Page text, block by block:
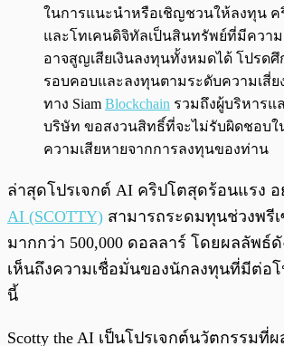
ในการแนะนำหรือเชิญชวนให้ลงทุน ค
และโทเคนดิจิทัลเป็นสินทรัพย์ที่มีความ
อาจสูญเสียเงินลงทุนทั้งหมดได้ โปรด
รอบคอบและลงทุนตามระดับความเสี่
ทาง Siam Blockchain รวมถึงผู้บริหารแ
บริษัท ขอสงวนสิทธิ์ที่จะไม่รับผิดชอบ
ความเสียหายจากการลงทุนของท่าน
ล่าสุดโปรเจกต์ AI คริปโตสุดร้อนแรง อ
AI (SCOTTY) สามารถระดมทุนช่วงพรี
มากกว่า 500,000 ดอลลาร์ โดยผลลัพธ์
เห็นถึงความเชื่อมั่นของนักลงทุนที่มีต่อ
นี้
Scotty the AI เป็นโปรเจกต์นวัตกรรมที่